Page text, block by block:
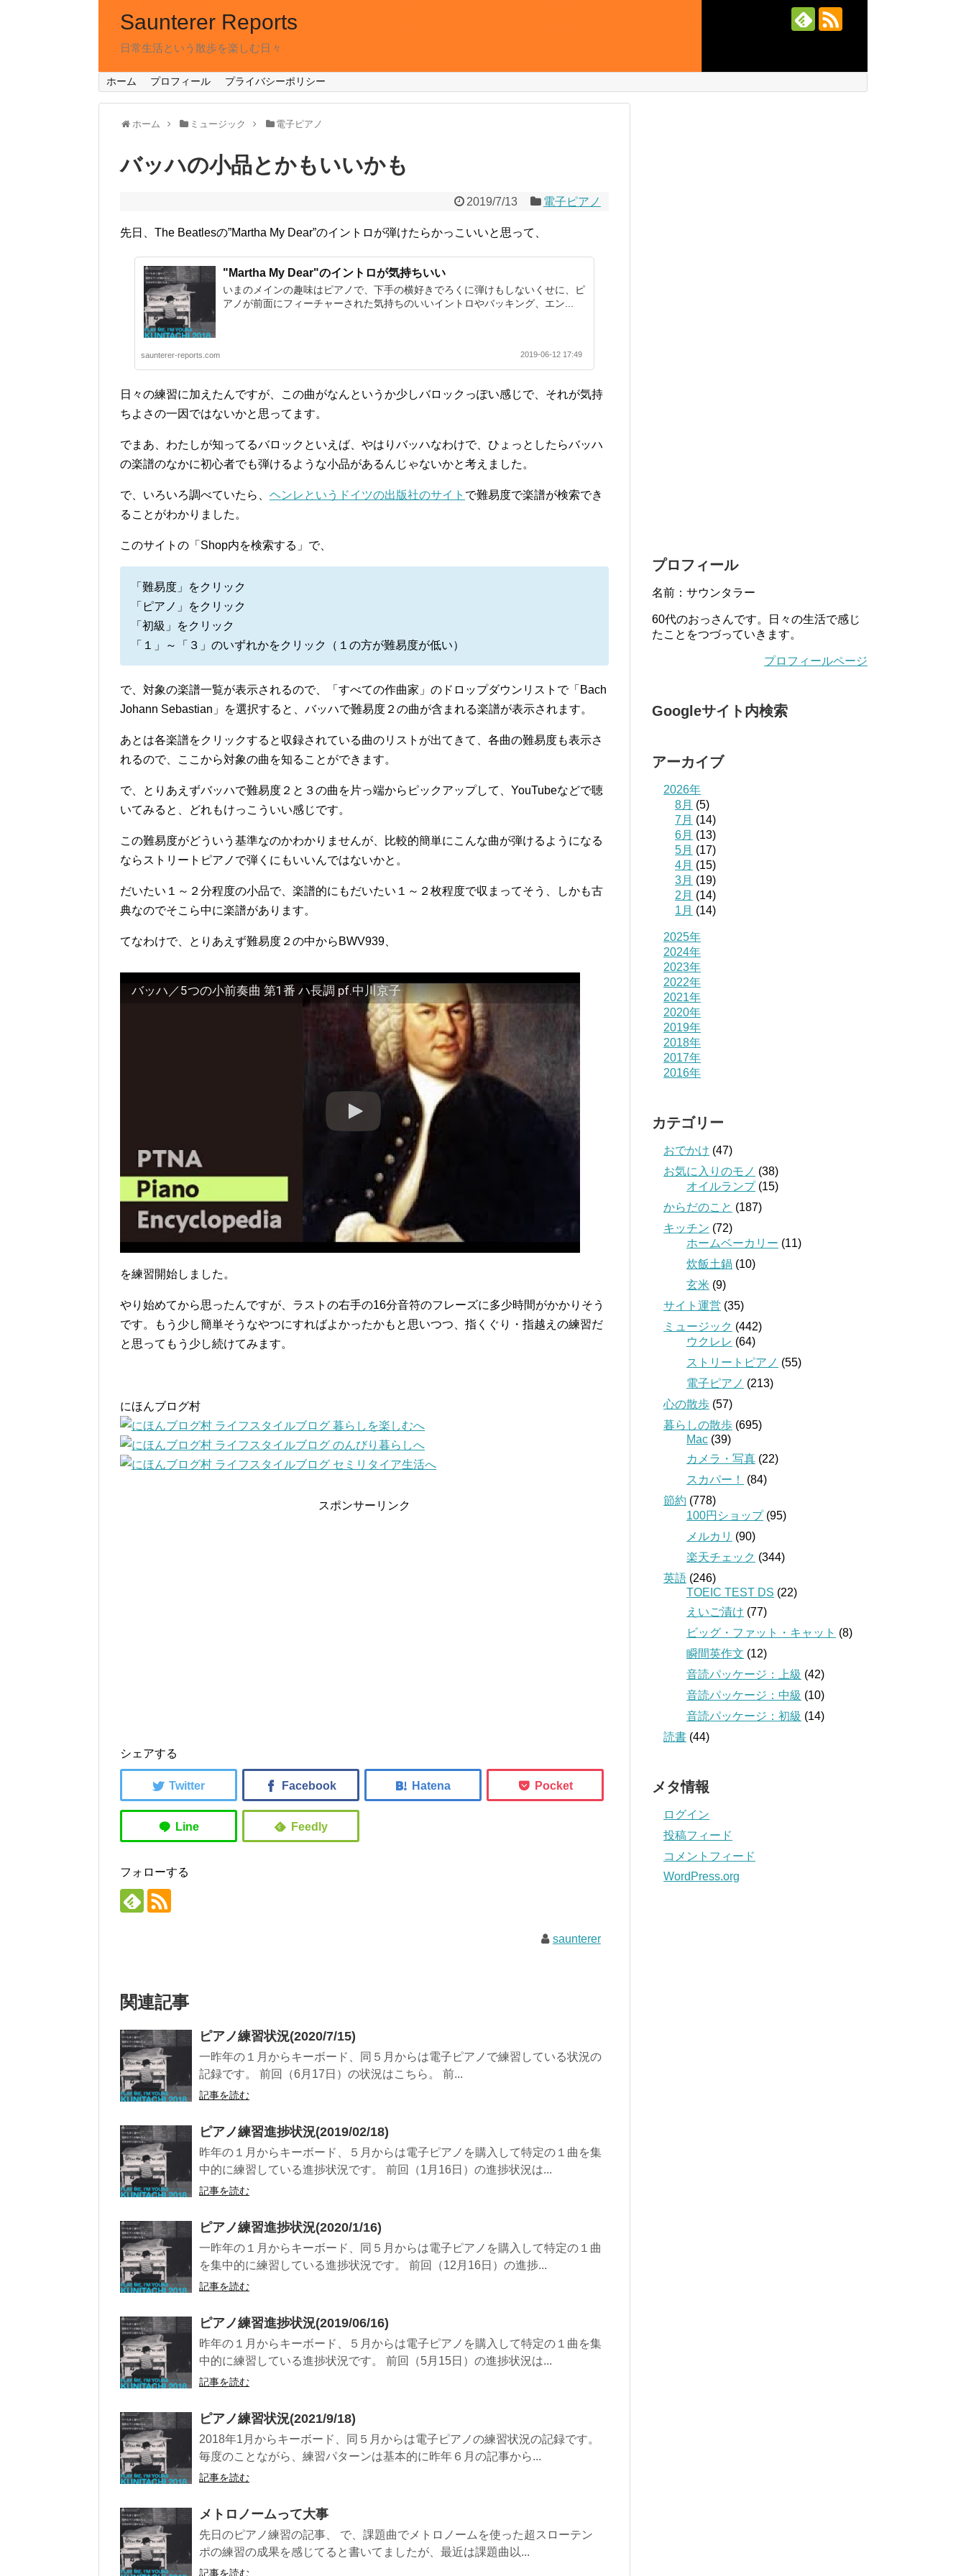
Saunterer Reports
日常生活という散歩を楽しむ日々
ホーム プロフィール プライバシーポリシー
ホーム ミュージック 電子ピアノ
バッハの小品とかもいいかも
2019/7/13 電子ピアノ
先日、The Beatlesの”Martha My Dear”のイントロが弾けたらかっこいいと思って、
"Martha My Dear"のイントロが気持ちいい
いまのメインの趣味はピアノで、下手の横好きでろくに弾けもしないくせに、ピ
アノが前面にフィーチャーされた気持ちのいいイントロやバッキング、エン...
saunterer-reports.com 2019-06-12 17:49
日々の練習に加えたんですが、この曲がなんというか少しバロックっぽい感じで、それが気持
ちよさの一因ではないかと思ってます。
でまあ、わたしが知ってるバロックといえば、やはりバッハなわけで、ひょっとしたらバッハ
の楽譜のなかに初心者でも弾けるような小品があるんじゃないかと考えました。
で、いろいろ調べていたら、 ヘンレというドイツの出版社のサイト で難易度で楽譜が検索でき
ることがわかりました。
このサイトの「Shop内を検索する」で、
「難易度」をクリック
「ピアノ」をクリック
「初級」をクリック
「１」～「３」のいずれかをクリック（１の方が難易度が低い）
で、対象の楽譜一覧が表示されるので、「すべての作曲家」のドロップダウンリストで「Bach
Johann Sebastian」を選択すると、バッハで難易度２の曲が含まれる楽譜が表示されます。
あとは各楽譜をクリックすると収録されている曲のリストが出てきて、各曲の難易度も表示さ
れるので、ここから対象の曲を知ることができます。
で、とりあえずバッハで難易度２と３の曲を片っ端からピックアップして、YouTubeなどで聴
いてみると、どれもけっこういい感じです。
この難易度がどういう基準なのかわかりませんが、比較的簡単にこんな曲が弾けるようになる
ならストリートピアノで弾くにもいいんではないかと。
だいたい１～２分程度の小品で、楽譜的にもだいたい１～２枚程度で収まってそう、しかも古
典なのでそこら中に楽譜があります。
てなわけで、とりあえず難易度２の中からBWV939、
バッハ／5つの小前奏曲 第1番 ハ長調 pf.中川京子
を練習開始しました。
やり始めてから思ったんですが、ラストの右手の16分音符のフレーズに多少時間がかかりそう
です。もう少し簡単そうなやつにすればよかったかもと思いつつ、指くぐり・指越えの練習だ
と思ってもう少し続けてみます。
にほんブログ村
スポンサーリンク
シェアする
フォローする
saunterer
関連記事
ピアノ練習状況(2020/7/15)
一昨年の１月からキーボード、同５月からは電子ピアノで練習している状況の
記録です。 前回（6月17日）の状況はこちら。 前...
記事を読む
ピアノ練習進捗状況(2019/02/18)
昨年の１月からキーボード、５月からは電子ピアノを購入して特定の１曲を集
中的に練習している進捗状況です。 前回（1月16日）の進捗状況は...
記事を読む
ピアノ練習進捗状況(2020/1/16)
一昨年の１月からキーボード、同５月からは電子ピアノを購入して特定の１曲
を集中的に練習している進捗状況です。 前回（12月16日）の進捗...
記事を読む
ピアノ練習進捗状況(2019/06/16)
昨年の１月からキーボード、５月からは電子ピアノを購入して特定の１曲を集
中的に練習している進捗状況です。 前回（5月15日）の進捗状況は...
記事を読む
ピアノ練習状況(2021/9/18)
2018年1月からキーボード、同５月からは電子ピアノの練習状況の記録です。
毎度のことながら、練習パターンは基本的に昨年６月の記事から...
記事を読む
メトロノームって大事
先日のピアノ練習の記事、 で、課題曲でメトロノームを使った超スローテン
ポの練習の成果を感じてると書いてましたが、最近は課題曲以...
記事を読む
プロフィール
名前：サウンタラー
60代のおっさんです。日々の生活で感じ
たことをつづっていきます。
プロフィールページ
Googleサイト内検索
アーカイブ
2026年
8月 (5)
7月 (14)
6月 (13)
5月 (17)
4月 (15)
3月 (19)
2月 (14)
1月 (14)
2025年
2024年
2023年
2022年
2021年
2020年
2019年
2018年
2017年
2016年
カテゴリー
おでかけ (47)
お気に入りのモノ (38)
オイルランプ(15)
からだのこと (187)
キッチン (72)
ホームベーカリー (11)
炊飯土鍋 (10)
玄米 (9)
サイト運営 (35)
ミュージック (442)
ウクレレ (64)
ストリートピアノ (55)
電子ピアノ (213)
心の散歩 (57)
暮らしの散歩 (695)
Mac (39)
カメラ・写真 (22)
スカパー！
(84)
節約 (778)
100円ショップ(95)
メルカリ (90)
楽天チェック (344)
英語 (246)
TOEIC TEST DS (22)
えいご漬け (77)
ビッグ・ファット・キャット (8)
瞬間英作文 (12)
音読パッケージ：上級 (42)
音読パッケージ：中級 (10)
音読パッケージ：初級 (14)
読書 (44)
メタ情報
ログイン
投稿フィード
コメントフィード
WordPress.org